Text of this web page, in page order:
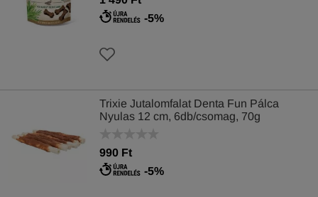
-5%
Trixie Jutalomfalat Denta Fun Pálca
Nyulas 12 cm, 6db/csomag, 70g
990 Ft
-5%